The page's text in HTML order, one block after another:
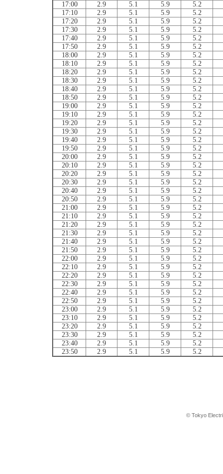
17:00
2.9 5.1 5.9
5.2
17:10
2.9 5.1 5.9
5.2
17:20
2.9 5.1 5.9
5.2
17:30
2.9 5.1 5.9
5.2
17:40
2.9 5.1 5.9
5.2
17:50
2.9 5.1 5.9
5.2
18:00
2.9 5.1 5.9
5.2
18:10
2.9 5.1 5.9
5.2
18:20
2.9 5.1 5.9
5.2
18:30
2.9 5.1 5.9
5.2
18:40
2.9 5.1 5.9
5.2
18:50
2.9 5.1 5.9
5.2
19:00
2.9 5.1 5.9
5.2
19:10
2.9 5.1 5.9
5.2
19:20
2.9 5.1 5.9
5.2
19:30
2.9 5.1 5.9
5.2
19:40
2.9 5.1 5.9
5.2
19:50
2.9 5.1 5.9
5.2
20:00
2.9 5.1 5.9
5.2
20:10
2.9 5.1 5.9
5.2
20:20
2.9 5.1 5.9
5.2
20:30
2.9 5.1 5.9
5.2
20:40
2.9 5.1 5.9
5.2
20:50
2.9 5.1 5.9
5.2
21:00
2.9 5.1 5.9
5.2
21:10
2.9 5.1 5.9
5.2
21:20
2.9 5.1 5.9
5.2
21:30
2.9 5.1 5.9
5.2
21:40
2.9 5.1 5.9
5.2
21:50
2.9 5.1 5.9
5.2
22:00
2.9 5.1 5.9
5.2
22:10
2.9 5.1 5.9
5.2
22:20
2.9 5.1 5.9
5.2
22:30
2.9 5.1 5.9
5.2
22:40
2.9 5.1 5.9
5.2
22:50
2.9 5.1 5.9
5.2
23:00
2.9 5.1 5.9
5.2
23:10
2.9 5.1 5.9
5.2
23:20
2.9 5.1 5.9
5.2
23:30
2.9 5.1 5.9
5.2
23:40
2.9 5.1 5.9
5.2
23:50
2.9 5.1 5.9 5.2
© Tokyo